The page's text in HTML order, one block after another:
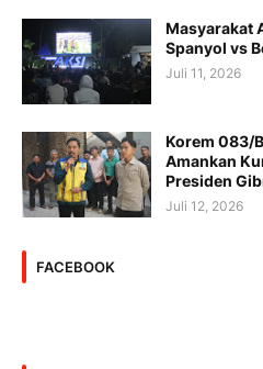
Masyarakat
Spanyol vs
Juli 11, 2026
Korem 083/
Amankan
Presiden
Juli 12, 2026
FACEBOOK